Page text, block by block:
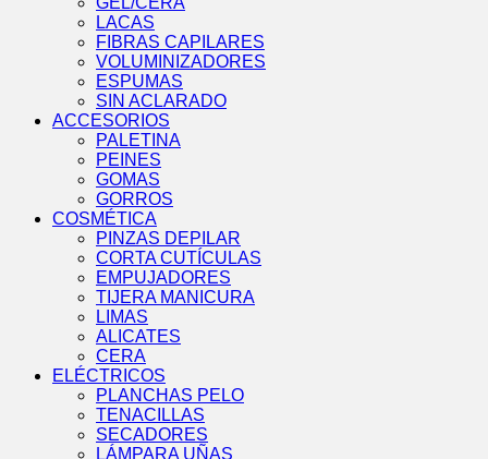
LACAS
FIBRAS CAPILARES
VOLUMINIZADORES
ESPUMAS
SIN ACLARADO
ACCESORIOS
PALETINA
PEINES
GOMAS
GORROS
COSMÉTICA
PINZAS DEPILAR
CORTA CUTÍCULAS
EMPUJADORES
TIJERA MANICURA
LIMAS
ALICATES
CERA
ELÉCTRICOS
PLANCHAS PELO
TENACILLAS
SECADORES
LÁMPARA UÑAS